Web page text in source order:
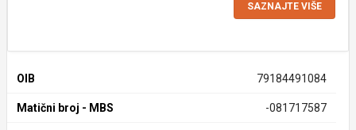
SAZNAJTE VIŠE
OIB 79184491084
Matični broj - MBS -081717587